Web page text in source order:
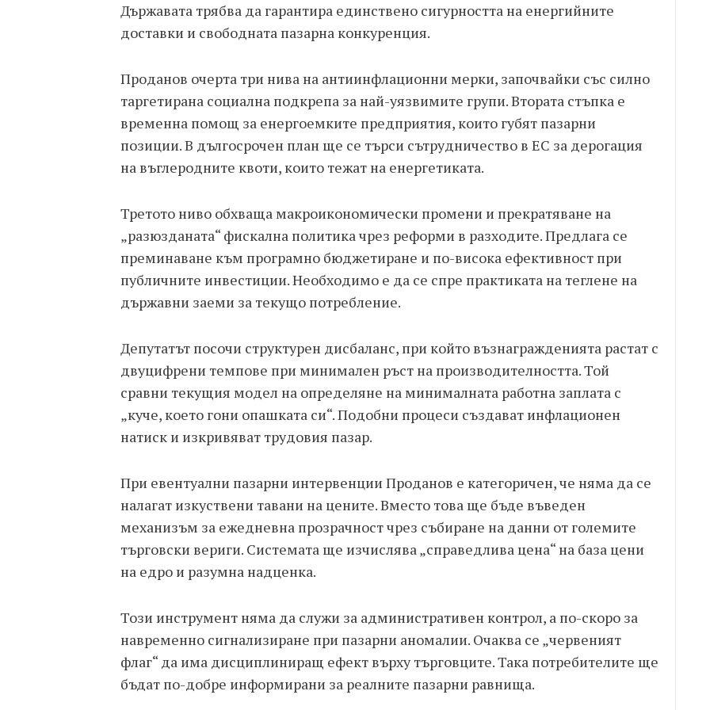
Държавата трябва да гарантира единствено сигурността на енергийните
доставки и свободната пазарна конкуренция.
Проданов очерта три нива на антиинфлационни мерки, започвайки със силно
таргетирана социална подкрепа за най-уязвимите групи. Втората стъпка е
временна помощ за енергоемките предприятия, които губят пазарни
позиции. В дългосрочен план ще се търси сътрудничество в ЕС за дерогация
на въглеродните квоти, които тежат на енергетиката.
Третото ниво обхваща макроикономически промени и прекратяване на
„разюзданата“ фискална политика чрез реформи в разходите. Предлага се
преминаване към програмно бюджетиране и по-висока ефективност при
публичните инвестиции. Необходимо е да се спре практиката на теглене на
държавни заеми за текущо потребление.
Депутатът посочи структурен дисбаланс, при който възнагражденията растат с
двуцифрени темпове при минимален ръст на производителността. Той
сравни текущия модел на определяне на минималната работна заплата с
„куче, което гони опашката си“. Подобни процеси създават инфлационен
натиск и изкривяват трудовия пазар.
При евентуални пазарни интервенции Проданов е категоричен, че няма да се
налагат изкуствени тавани на цените. Вместо това ще бъде въведен
механизъм за ежедневна прозрачност чрез събиране на данни от големите
търговски вериги. Системата ще изчислява „справедлива цена“ на база цени
на едро и разумна надценка.
Този инструмент няма да служи за административен контрол, а по-скоро за
навременно сигнализиране при пазарни аномалии. Очаква се „червеният
флаг“ да има дисциплиниращ ефект върху търговците. Така потребителите ще
бъдат по-добре информирани за реалните пазарни равнища.